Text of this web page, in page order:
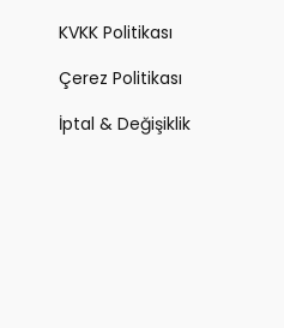
KVKK Politikası
Çerez Politikası
İptal & Değişiklik